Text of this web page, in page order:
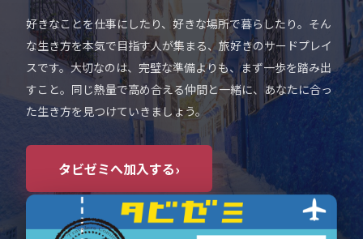
好きなことを仕事にしたり、好きな場所で暮らしたり。そん
な生き方を本気で目指す人が集まる、旅好きのサードプレイ
スです。大切なのは、完璧な準備よりも、まず一歩を踏み出
すこと。同じ熱量で高め合える仲間と一緒に、あなたに合っ
た生き方を見つけていきましょう。
タビゼミへ加入する›